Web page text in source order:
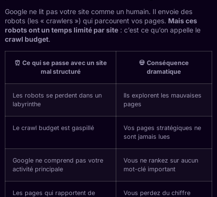
Google ne lit pas votre site comme un humain. Il envoie des
robots (les « crawlers ») qui parcourent vos pages. Mais ces
robots ont un temps limité par site : c’est ce qu’on appelle le
crawl budget.
⏰ Ce qui se passe avec un site
mal structuré
💀 Conséquence
dramatique
Les robots se perdent dans un
labyrinthe
Ils explorent les mauvaises
pages
Le crawl budget est gaspillé
Vos pages stratégiques ne
sont jamais lues
Google ne comprend pas votre
activité principale
Vous ne rankez sur aucun
mot-clé important
Les pages qui rapportent de
Vous perdez du chiffre